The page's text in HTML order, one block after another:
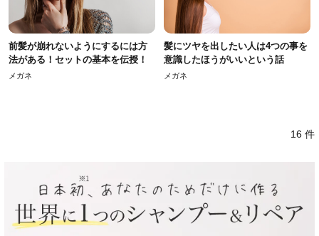
前髪が崩れないようにするには方
法がある！セットの基本を伝授！
メガネ
髪にツヤを出したい人は4つの事を
意識したほうがいいという話
メガネ
16 件